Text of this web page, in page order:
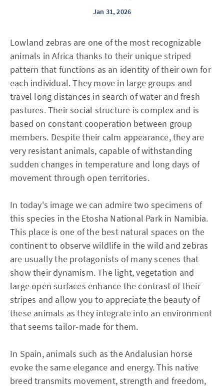
Jan 31, 2026
Lowland zebras are one of the most recognizable
animals in Africa thanks to their unique striped
pattern that functions as an identity of their own for
each individual. They move in large groups and
travel long distances in search of water and fresh
pastures. Their social structure is complex and is
based on constant cooperation between group
members. Despite their calm appearance, they are
very resistant animals, capable of withstanding
sudden changes in temperature and long days of
movement through open territories.
In today's image we can admire two specimens of
this species in the Etosha National Park in Namibia.
This place is one of the best natural spaces on the
continent to observe wildlife in the wild and zebras
are usually the protagonists of many scenes that
show their dynamism. The light, vegetation and
large open surfaces enhance the contrast of their
stripes and allow you to appreciate the beauty of
these animals as they integrate into an environment
that seems tailor-made for them.
In Spain, animals such as the Andalusian horse
evoke the same elegance and energy. This native
breed transmits movement, strength and freedom,